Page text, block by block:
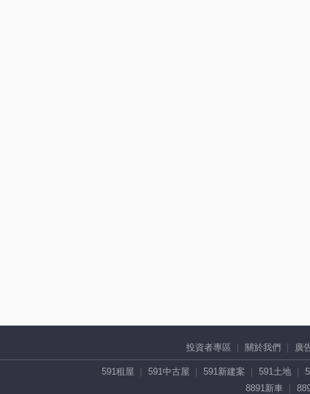
投資者專區 關於我們 廣
591租屋 591中古屋 591新建案 591土地
8891新車